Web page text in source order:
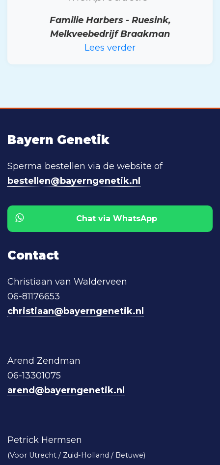
Familie Harbers - Ruesink,
Melkveebedrijf Braakman
Lees verder
Bayern Genetik
Sperma bestellen via de website of
bestellen@bayerngenetik.nl
Chat via WhatsApp
Contact
Christiaan van Walderveen
06-81176653
christiaan@bayerngenetik.nl
Arend Zendman
06-13301075
arend@bayerngenetik.nl
Petrick Hermsen
(Voor Utrecht / Zuid-Holland / Betuwe)